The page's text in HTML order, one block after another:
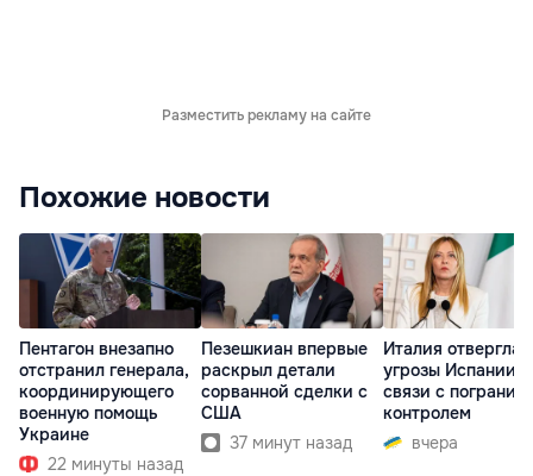
Разместить рекламу на сайте
Похожие новости
Пентагон внезапно
отстранил генерала,
координирующего
военную помощь
Украине
22 минуты назад
Пезешкиан впервые
раскрыл детали
сорванной сделки с
США
37 минут назад
Италия отвергла
угрозы Испании в
связи с
контролем
вчера